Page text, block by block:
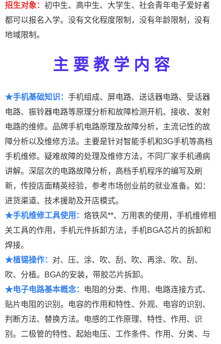
招生对象： 初中生、高中生、大学生、社会青年电子爱好者
都可以报名入学。没有文化程度限制，没有年龄限制，没有
地域限制。
主 要 教 学 内 容
★手机基础知识： 手机组成、屏电路、送话器电路、受话器
电路、振铃器电路等原理分析和故障检测开机、接收、发射
电路的维修。品牌手机电路原理及故障分析，主流记性的故
障分析以及维修方法。主要是针对智能手机和3G手机等高档
手机维修。疑难故障的处理及维修方法，不同厂家手机通病
讲解。深层次的电路故障分析，高档手机程序的编写及刷
新，传授店面精英经验，参考市场创业前的就业准备。如：
进货渠道、技术援助及开店模式。
★手机维修工具使用： 烙铁风**、万用表的使用，手机维修相
关工具的作用，手机元件拆卸方法，手机BGA芯片的拆卸和
焊接。
★植锡操作： 对、压、涂、吹、刮、吹、再涂、吹、刮、
吹、分植。BGA的安装，带胶芯片拆卸。
★电子电路基本概念：
电阻的分类、作用、电路连接方式、
贴片电阻的识别。电容的作用和特性、外观、电容的识别、
判断方法、替换方法。电感的工作原理、特性、作用、识
别。二极管的特性、起始电压、工作条件、作用、分类、与